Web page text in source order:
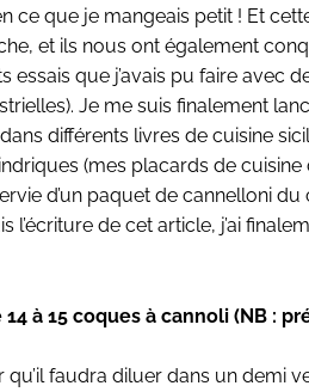
ce que je mangeais petit ! Et
et ils nous ont également
essais que j’avais pu faire avec
Je me suis finalement
différents livres de cuisine
(mes placards de
d’un paquet de cannelloni
l’écriture de cet article, j’ai
à 15 coques à cannoli (NB :
faudra diluer dans un demi